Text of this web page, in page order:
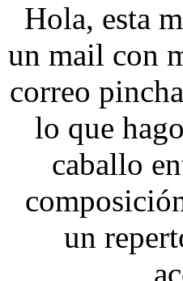
Hola, esta
un mail con
correo
lo que
caballo
un